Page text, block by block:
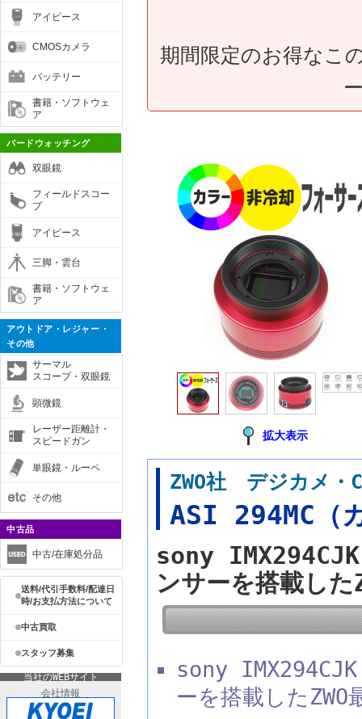
アイピース
CMOSカメラ
バッテリー
書籍・ソフトウェ
ア
バードウォッチング
双眼鏡
フィールドスコー
プ
アイピース
三脚・雲台
書籍・ソフトウェ
ア
アウトドア・レジャー・
その他
サーマル
スコープ・双眼鏡
顕微鏡
レーザー距離計・
スピードガン
単眼鏡・ルーペ
その他
中古品
中古/在庫処分品
送料/代引手数料/配達日
時/お支払方法について
中古買取
スタッフ募集
当社のWEBサイト
会社情報
期間限定のお得なこ
拡大表示
ZWO社 デジカメ・
ASI 294MC（
sony
ンサーを搭載した
sony
ーを搭載したZWO